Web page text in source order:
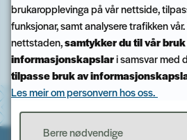
Til
brukaropplevinga på vår nettside,
funksjonar, samt analysere trafikken
nettstaden,samtykker du til vår bruk
informasjonskapslari samsvar med
tilpasse bruk av
Les meir om personvern hos oss.
Berre nødvendige